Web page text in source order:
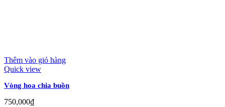
Thêm vào giỏ hàng
Quick view
Vòng hoa chia buồn
750,000₫